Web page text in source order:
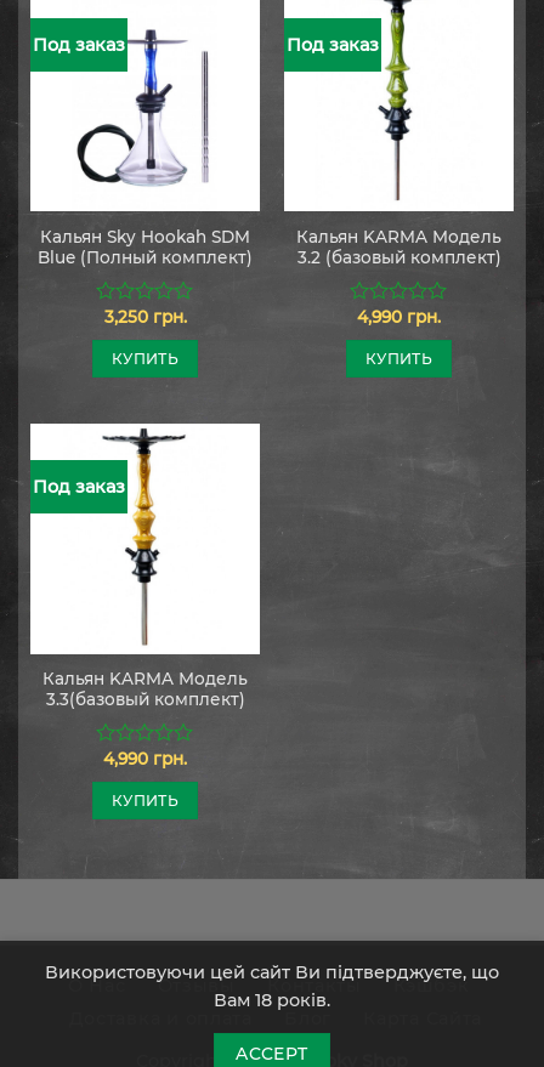
Под заказ
Кальян Sky Hookah SDM
Blue (Полный комплект)
0
из
3,250 грн.
КУПИТЬ
Под заказ
Кальян KARMA Модель
3.2 (базовый комплект)
0
из
4,990 грн.
КУПИТЬ
Под заказ
Кальян KARMA Модель
3.3(базовый комплект)
0
из
4,990 грн.
КУПИТЬ
О Нас Отзывы Контакты
Кэшбэк
Copyright 2026 ©Smoky Shop
Використовуючи цей сайт Ви підтверджуєте, що
Вам 18 років.
ACCEPT